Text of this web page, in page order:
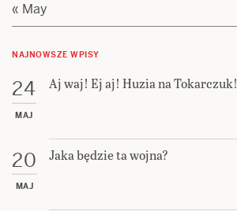
« May
NAJNOWSZE WPISY
24
MAJ
Aj waj! Ej aj! Huzia na Tokarczuk!
20
MAJ
Jaka będzie ta wojna?